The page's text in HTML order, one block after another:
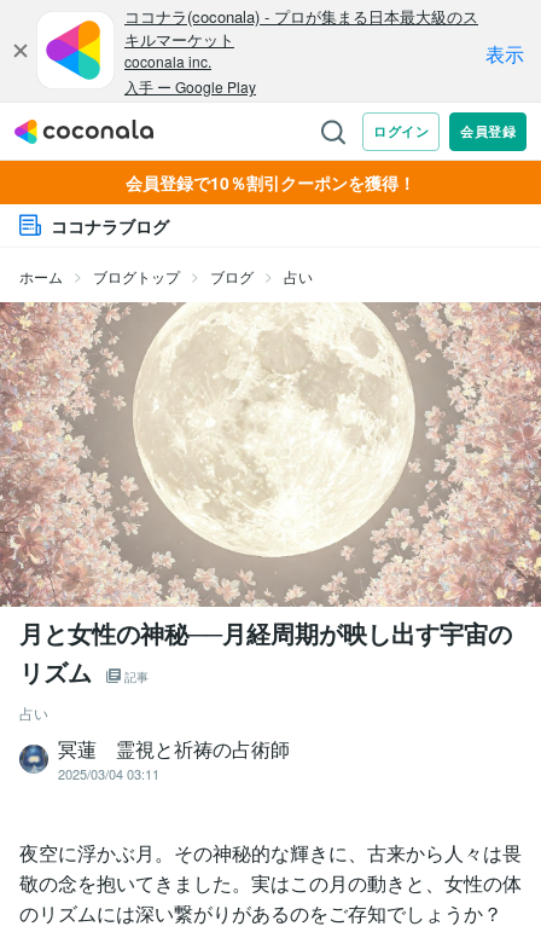
会員登録で10％割引クーポンを獲得！
ココナラブログ
ホーム ブログトップ ブログ 占い
月と女性の神秘──月経周期が映し出す宇宙の
リズム
記事
占い
冥蓮 霊視と祈祷の占術師
2025/03/04 03:11
夜空に浮かぶ月。その神秘的な輝きに、古来から人々は畏
敬の念を抱いてきました。実はこの月の動きと、女性の体
のリズムには深い繋がりがあるのをご存知でしょうか？